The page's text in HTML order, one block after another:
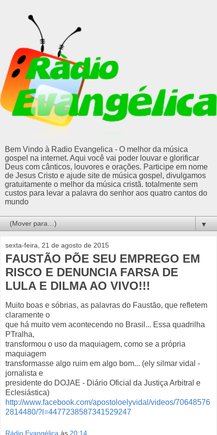
Bem Vindo à Radio Evangelica - O melhor da música
gospel na internet. Aqui você vai poder louvar e glorificar
Deus com cânticos, louvores e orações. Participe em nome
de Jesus Cristo e ajude site de música gospel, divulgamos
gratuitamente o melhor da música cristã. totalmente sem
custos para levar a palavra do senhor aos quatro cantos do
mundo
▼
sexta-feira, 21 de agosto de 2015
FAUSTÃO PÕE SEU EMPREGO EM
RISCO E DENUNCIA FARSA DE
LULA E DILMA AO VIVO!!!
Muito boas e sóbrias, as palavras do Faustão, que refletem
claramente o
que há muito vem acontecendo no Brasil... Essa quadrilha
PTralha,
transformou o uso da maquiagem, como se a própria
maquiagem
transformasse algo ruim em algo bom... (ely silmar vidal -
jornalista e
presidente do DOJAE - Diário Oficial da Justiça Arbitral e
Eclesiástica)
http://www.facebook.com/apostoloelyvidal/videos/70648576
2814480/?l=4477238587341529247
Rádio Evangélica às 20:14